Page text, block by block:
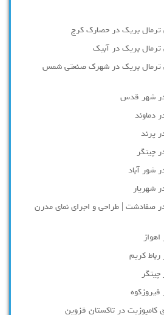
ترمال بریک در حصارک کرج
ترمال بریک در آبیک
ترمال بریک در شهرک صنعتی شمس
در شهر قدس
دماوند
پرند
چیتگر
شور آباد
شهريار
در صفادشت | طراحی و اجرای نمای مدرن
کریم
کامپوزیت در تاکستان قزوین